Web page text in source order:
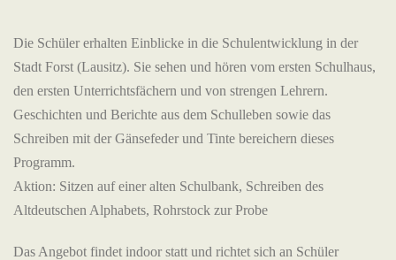
Die Schüler erhalten Einblicke in die Schulentwicklung in der
Stadt Forst (Lausitz). Sie sehen und hören vom ersten Schulhaus,
den ersten Unterrichtsfächern und von strengen Lehrern.
Geschichten und Berichte aus dem Schulleben sowie das
Schreiben mit der Gänsefeder und Tinte bereichern dieses
Programm.
Aktion: Sitzen auf einer alten Schulbank, Schreiben des
Altdeutschen Alphabets, Rohrstock zur Probe
Das Angebot findet indoor statt und richtet sich an Schüler